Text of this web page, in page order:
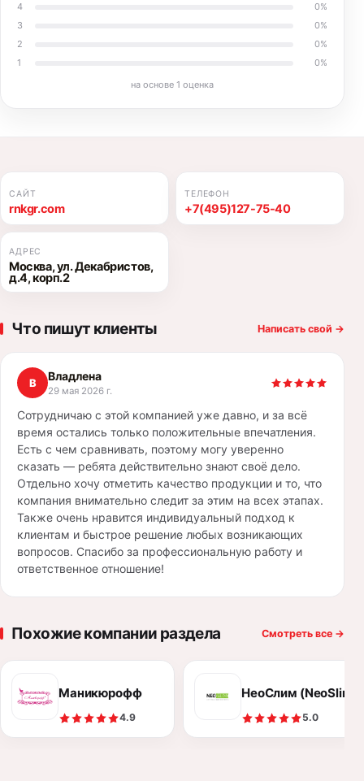
4
0%
3
0%
2
0%
1
0%
на основе 1 оценка
САЙТ
rnkgr.com
ТЕЛЕФОН
+7(495)127-75-40
АДРЕС
Москва, ул. Декабристов,
д.4, корп.2
Что пишут клиенты Написать свой →
В Владлена
29 мая 2026 г.
Сотрудничаю с этой компанией уже давно, и за всё
время остались только положительные впечатления.
Есть с чем сравнивать, поэтому могу уверенно
сказать — ребята действительно знают своё дело.
Отдельно хочу отметить качество продукции и то, что
компания внимательно следит за этим на всех этапах.
Также очень нравится индивидуальный подход к
клиентам и быстрое решение любых возникающих
вопросов. Спасибо за профессиональную работу и
ответственное отношение!
Похожие компании раздела Смотреть все →
Маникюрофф
4.9
НеоСлим (NeoSlim)
5.0